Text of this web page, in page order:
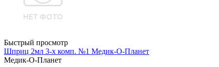
Быстрый просмотр
Шприц 2мл 3-х комп. №1 Медик-О-Планет
Медик-О-Планет